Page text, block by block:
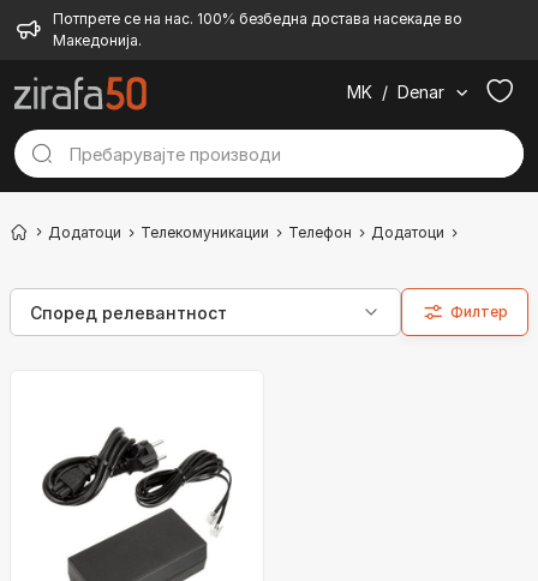
Потпрете се на нас. 100% безбедна достава насекаде во
Македонија.
MK / Denar
Додатоци Телекомуникации Телефон Додатоци
Филтер